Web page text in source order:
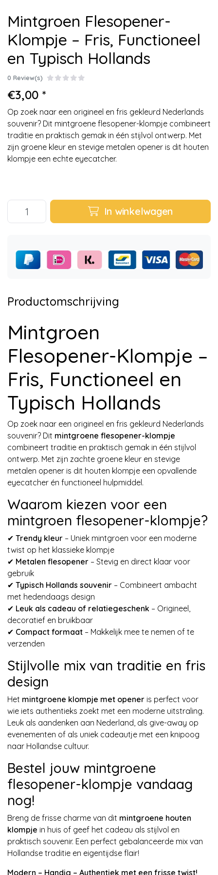
Mintgroen Flesopener-
Klompje – Fris, Functioneel
en Typisch Hollands
0 Review(s)
€3,00 *
Op zoek naar een origineel en fris gekleurd Nederlands
souvenir? Dit mintgroene flesopener-klompje combineert
traditie en praktisch gemak in één stijlvol ontwerp. Met
zijn groene kleur en stevige metalen opener is dit houten
klompje een echte eyecatcher.
In winkelwagen
Productomschrijving
Mintgroen
Flesopener-Klompje –
Fris, Functioneel en
Typisch Hollands
Op zoek naar een origineel en fris gekleurd Nederlands
souvenir? Dit mintgroene flesopener-klompje
combineert traditie en praktisch gemak in één stijlvol
ontwerp. Met zijn zachte groene kleur en stevige
metalen opener is dit houten klompje een opvallende
eyecatcher én functioneel hulpmiddel.
Waarom kiezen voor een
mintgroen flesopener-klompje?
✔ Trendy kleur – Uniek mintgroen voor een moderne
twist op het klassieke klompje
✔ Metalen flesopener – Stevig en direct klaar voor
gebruik
✔ Typisch Hollands souvenir – Combineert ambacht
met hedendaags design
✔ Leuk als cadeau of relatiegeschenk – Origineel,
decoratief en bruikbaar
✔ Compact formaat – Makkelijk mee te nemen of te
verzenden
Stijlvolle mix van traditie en fris
design
Het mintgroene klompje met opener is perfect voor
wie iets authentieks zoekt met een moderne uitstraling.
Leuk als aandenken aan Nederland, als give-away op
evenementen of als uniek cadeautje met een knipoog
naar Hollandse cultuur.
Bestel jouw mintgroene
flesopener-klompje vandaag
nog!
Breng de frisse charme van dit mintgroene houten
klompje in huis of geef het cadeau als stijlvol en
praktisch souvenir. Een perfect gebalanceerde mix van
Hollandse traditie en eigentijdse flair!
Modern – Handig – Authentiek met een frisse twist!